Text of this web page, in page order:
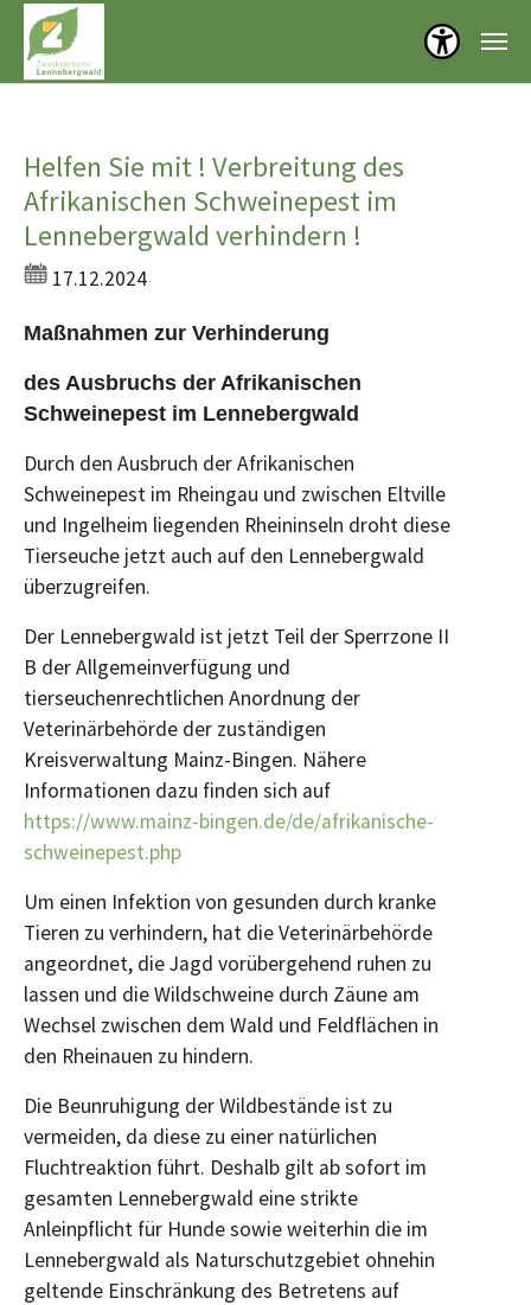
Menü
Helfen Sie mit ! Verbreitung des
Afrikanischen Schweinepest im
Lennebergwald verhindern !
17.12.2024
Maßnahmen zur Verhinderung
des Ausbruchs der Afrikanischen
Schweinepest im Lennebergwald
Durch den Ausbruch der Afrikanischen
Schweinepest im Rheingau und zwischen Eltville
und Ingelheim liegenden Rheininseln droht diese
Tierseuche jetzt auch auf den Lennebergwald
überzugreifen.
Der Lennebergwald ist jetzt Teil der Sperrzone II
B der Allgemeinverfügung und
tierseuchenrechtlichen Anordnung der
Veterinärbehörde der zuständigen
Kreisverwaltung Mainz-Bingen. Nähere
Informationen dazu finden sich auf
https://www.mainz-bingen.de/de/afrikanische-
schweinepest.php
Um einen Infektion von gesunden durch kranke
Tieren zu verhindern, hat die Veterinärbehörde
angeordnet, die Jagd vorübergehend ruhen zu
lassen und die Wildschweine durch Zäune am
Wechsel zwischen dem Wald und Feldflächen in
den Rheinauen zu hindern.
Die Beunruhigung der Wildbestände ist zu
vermeiden, da diese zu einer natürlichen
Fluchtreaktion führt. Deshalb gilt ab sofort im
gesamten Lennebergwald eine strikte
Anleinpflicht für Hunde sowie weiterhin die im
Lennebergwald als Naturschutzgebiet ohnehin
geltende Einschränkung des Betretens auf